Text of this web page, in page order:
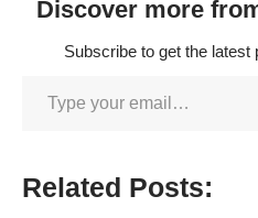
Discover more
Subscribe to get the
Related Posts: